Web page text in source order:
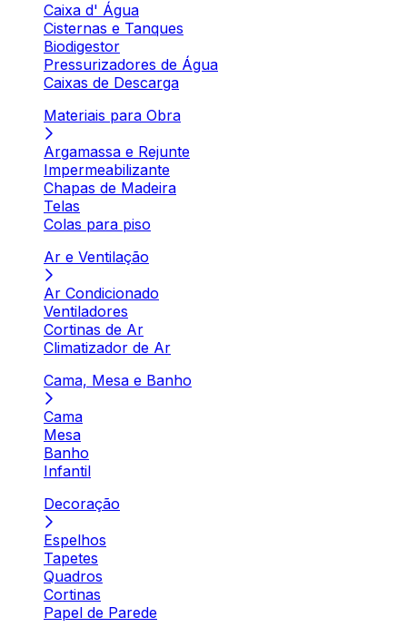
Caixa d' Água
Cisternas e Tanques
Biodigestor
Pressurizadores de Água
Caixas de Descarga
Materiais para Obra
Argamassa e Rejunte
Impermeabilizante
Chapas de Madeira
Telas
Colas para piso
Ar e Ventilação
Ar Condicionado
Ventiladores
Cortinas de Ar
Climatizador de Ar
Cama, Mesa e Banho
Cama
Mesa
Banho
Infantil
Decoração
Espelhos
Tapetes
Quadros
Cortinas
Papel de Parede